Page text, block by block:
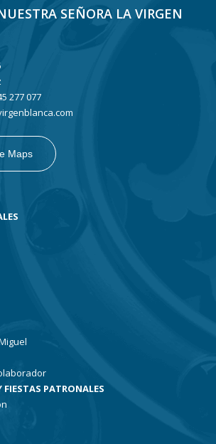
SEÑORA LA VIRGEN
277 077
Maps
FIESTAS PATRONALES